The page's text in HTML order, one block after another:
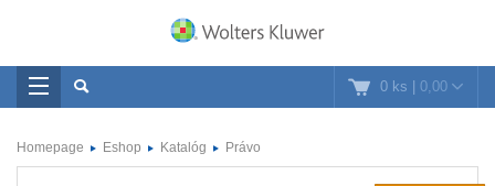
0 ks | 0,00
Homepage Eshop Katalóg Právo